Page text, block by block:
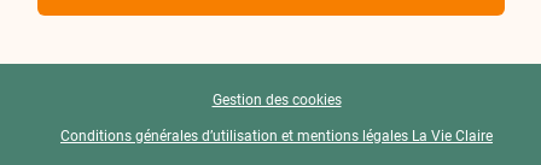
Gestion des cookies
Conditions générales d’utilisation et mentions légales La Vie Claire